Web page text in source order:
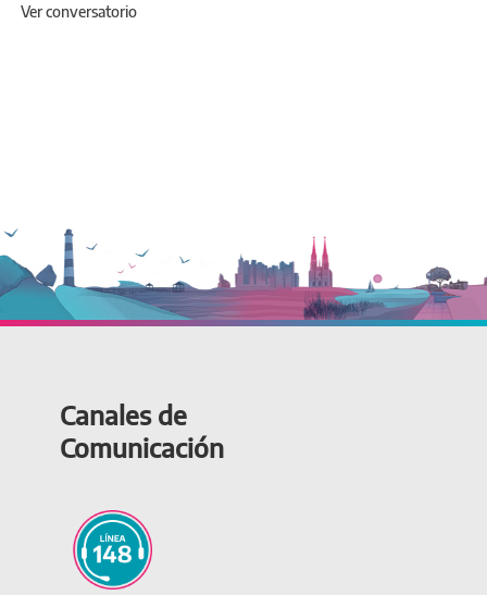
Ver conversatorio
Canales de
Comunicación